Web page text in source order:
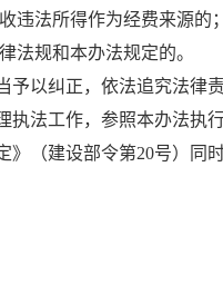
违法所得作为经费来源
法规和本办法规定的
当予以纠正，依法追究
执法工作，参照本办
》（建设部令第20号）同时